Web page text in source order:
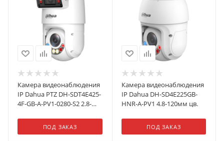
Камера видеонаблюдения
IP Dahua PTZ DH-SDT4E425-
4F-GB-A-PV1-0280-S2 2.8-
GB-A-PV1-0280)ПОД ЗАКАЗ
Камера видеонаблюдения
IP Dahua DH-SD4E225GB-
HNR-A-PV1 4.8-120мм цв.
ПОД ЗАКАЗ